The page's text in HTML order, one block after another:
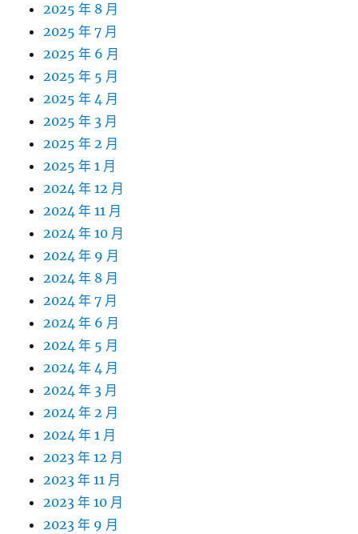
2025 年 8 月
2025 年 7 月
2025 年 6 月
2025 年 5 月
2025 年 4 月
2025 年 3 月
2025 年 2 月
2025 年 1 月
2024 年 12 月
2024 年 11 月
2024 年 10 月
2024 年 9 月
2024 年 8 月
2024 年 7 月
2024 年 6 月
2024 年 5 月
2024 年 4 月
2024 年 3 月
2024 年 2 月
2024 年 1 月
2023 年 12 月
2023 年 11 月
2023 年 10 月
2023 年 9 月